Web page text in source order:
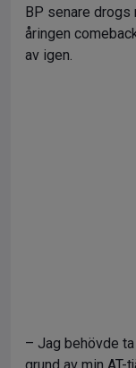
BP senare
åringen
av igen.
– Jag behövde